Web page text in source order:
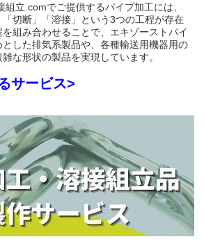
立.comでご提供するパイプ加工には、
切断」「溶接」という3つの工程が存在
組み合わせることで、エキゾーストパイ
した排気系製品や、各種輸送用機器用の
な形状の製品を実現しています。
サービス>